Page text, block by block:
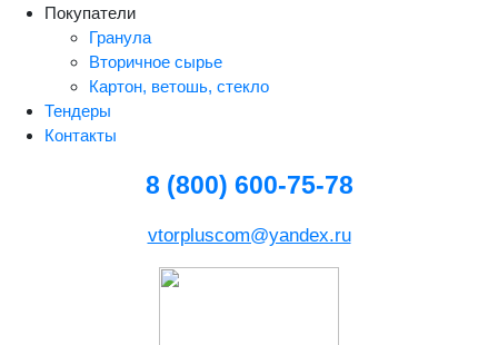
Покупатели
Гранула
Вторичное сырье
Картон, ветошь, стекло
Тендеры
Контакты
8 (800) 600-75-78
vtorpluscom@yandex.ru